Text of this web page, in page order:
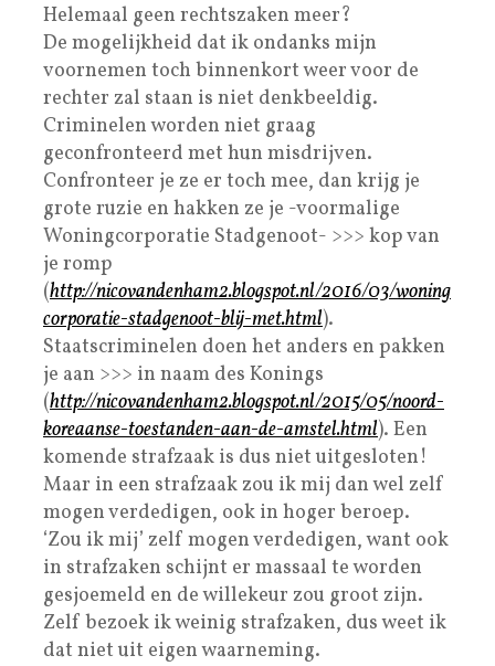
Helemaal geen rechtszaken meer?
De mogelijkheid dat ik ondanks mijn
voornemen toch binnenkort weer voor de
rechter zal staan is niet denkbeeldig.
Criminelen worden niet graag
geconfronteerd met hun misdrijven.
Confronteer je ze er toch mee, dan krijg je
grote ruzie en hakken ze je -voormalige
Woningcorporatie Stadgenoot- >>> kop van
je romp
(http://nicovandenham2.blogspot.nl/2016/03/woning
corporatie-stadgenoot-blij-met.html).
Staatscriminelen doen het anders en pakken
je aan >>> in naam des Konings
(http://nicovandenham2.blogspot.nl/2015/05/noord-
koreaanse-toestanden-aan-de-amstel.html). Een
komende strafzaak is dus niet uitgesloten!
Maar in een strafzaak zou ik mij dan wel zelf
mogen verdedigen, ook in hoger beroep.
‘Zou ik mij’ zelf mogen verdedigen, want ook
in strafzaken schijnt er massaal te worden
gesjoemeld en de willekeur zou groot zijn.
Zelf bezoek ik weinig strafzaken, dus weet ik
dat niet uit eigen waarneming.